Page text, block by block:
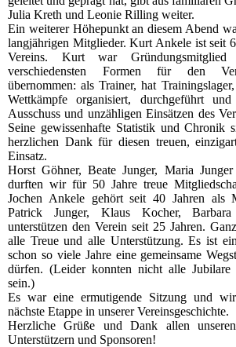
Julia Kreth und Leonie Rilling weiter.
Ein weiterer Höhepunkt an diesem Abend
langjährigen Mitglieder. Kurt Ankele ist seit
Vereins. Kurt war
verschiedensten Formen für den
übernommen: als Trainer, hat
Wettkämpfe organisiert, durchgeführt
Ausschuss und unzähligen Einsätzen des
Seine gewissenhafte Statistik und Chronik
herzlichen Dank für diesen treuen,
Einsatz.
Horst Göhner, Beate Junger, Maria
durften wir für 50 Jahre treue
Jochen Ankele gehört seit 40 Jahren als
Patrick Junger, Klaus Kocher,
unterstützen den Verein seit 25 Jahren.
alle Treue und alle Unterstützung. Es ist
schon so viele Jahre eine gemeinsame
dürfen. (Leider konnten nicht alle Jubilare
sein.)
Es war eine ermutigende Sitzung und
nächste Etappe in unserer Vereinsgeschichte.
Herzliche Grüße und Dank allen
Unterstützern und Sponsoren!